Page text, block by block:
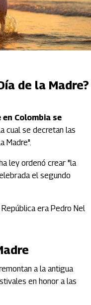
de la Madre?
Colombia se
cual se decretan las
Madre".
ley ordenó crear "la
el segundo
era Pedro Nel
a la antigua
en honor a las